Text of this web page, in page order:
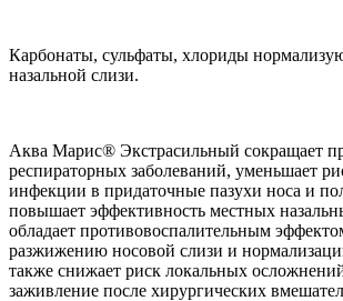
Карбонаты, сульфаты, хлориды
назальной слизи.
Аква Марис® Экстрасильный сокращает
респираторных заболеваний, уменьшает
инфекции в придаточные пазухи носа и
повышает эффективность местных
обладает противовоспалительным
разжижению носовой слизи и
также снижает риск локальных
заживление после хирургических